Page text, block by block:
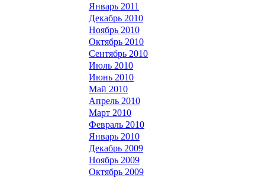
Январь 2011
Декабрь 2010
Ноябрь 2010
Октябрь 2010
Сентябрь 2010
Июль 2010
Июнь 2010
Май 2010
Апрель 2010
Март 2010
Февраль 2010
Январь 2010
Декабрь 2009
Ноябрь 2009
Октябрь 2009